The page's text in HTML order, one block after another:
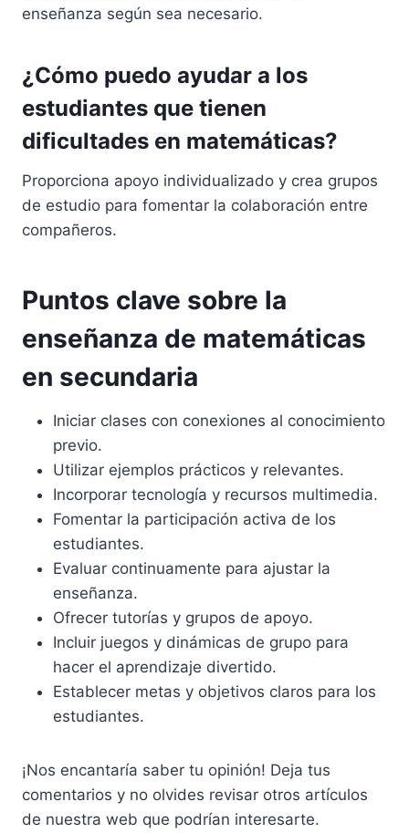
enseñanza según sea necesario.
¿Cómo puedo ayudar a los
estudiantes que tienen
dificultades en matemáticas?
Proporciona apoyo individualizado y crea grupos
de estudio para fomentar la colaboración entre
compañeros.
Puntos clave sobre la
enseñanza de matemáticas
en secundaria
Iniciar clases con conexiones al conocimiento
previo.
Utilizar ejemplos prácticos y relevantes.
Incorporar tecnología y recursos multimedia.
Fomentar la participación activa de los
estudiantes.
Evaluar continuamente para ajustar la
enseñanza.
Ofrecer tutorías y grupos de apoyo.
Incluir juegos y dinámicas de grupo para
hacer el aprendizaje divertido.
Establecer metas y objetivos claros para los
estudiantes.
¡Nos encantaría saber tu opinión! Deja tus
comentarios y no olvides revisar otros artículos
de nuestra web que podrían interesarte.